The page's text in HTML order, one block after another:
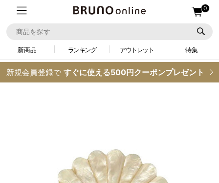
0
新商品 ランキング アウトレット 特集
新規会員登録で すぐに使える500円クーポンプレゼント